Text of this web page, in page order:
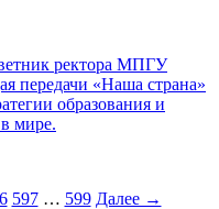
ректора МПГУ
передачи «Наша страна»
образования и
мире.
597 … 599 Далее →